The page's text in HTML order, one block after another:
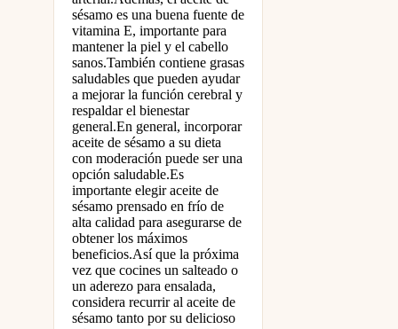
sésamo es una buena fuente de
vitamina E, importante para
mantener la piel y el cabello
sanos.También contiene grasas
saludables que pueden ayudar
a mejorar la función cerebral y
respaldar el bienestar
general.En general, incorporar
aceite de sésamo a su dieta
con moderación puede ser una
opción saludable.Es
importante elegir aceite de
sésamo prensado en frío de
alta calidad para asegurarse de
obtener los máximos
beneficios.Así que la próxima
vez que cocines un salteado o
un aderezo para ensalada,
considera recurrir al aceite de
sésamo tanto por su delicioso